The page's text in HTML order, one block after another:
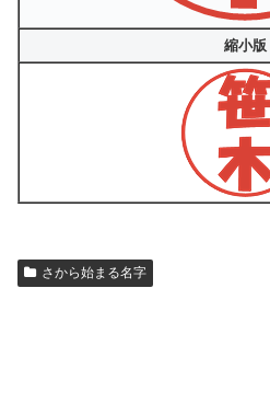
縮小版
さから始まる名字